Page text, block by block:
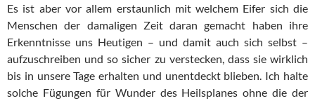
Es ist aber vor allem erstaunlich mit welchem Eifer sich die
Menschen der damaligen Zeit daran gemacht haben ihre
Erkenntnisse uns Heutigen – und damit auch sich selbst –
aufzuschreiben und so sicher zu verstecken, dass sie wirklich
bis in unsere Tage erhalten und unentdeckt blieben. Ich halte
solche Fügungen für Wunder des Heilsplanes ohne die der